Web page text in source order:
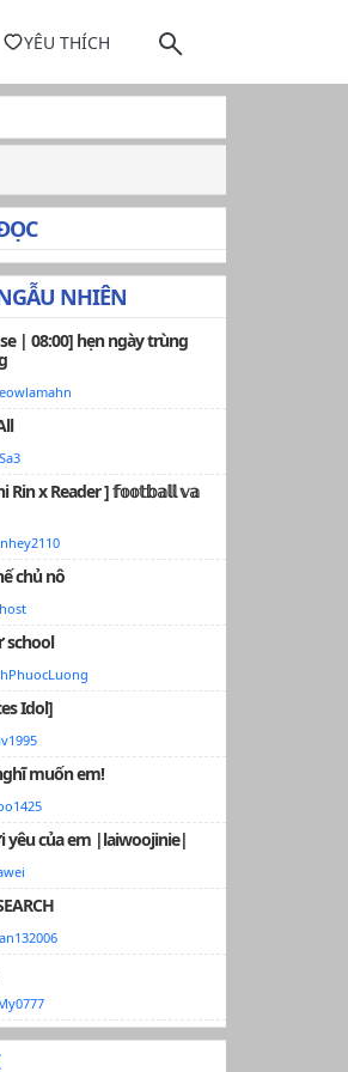
YÊU THÍCH
NHIÊN
| 08:00] hẹn ngày trùng
Rin x Reader ] 𝕗𝕠𝕠𝕥𝕓𝕒𝕝𝕝 𝕧𝕒
chủ nô
school
Idol]
muốn em!
yêu của em |laiwoojinie|